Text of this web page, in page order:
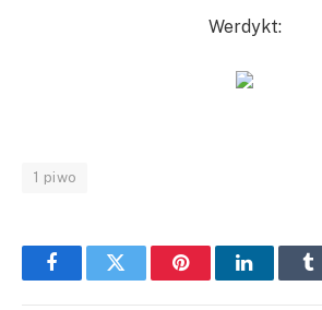
Werdykt:
1 piwo
FacebookTwitter PinterestLinkedIn